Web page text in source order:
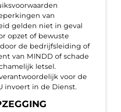
van
gelden niet in geval
opzet of bewuste
de bedrijfsleiding of
van MINDD of schade
letsel.
voor de
invoert in de Dienst.